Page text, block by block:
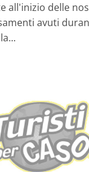
all'inizio delle
avuti